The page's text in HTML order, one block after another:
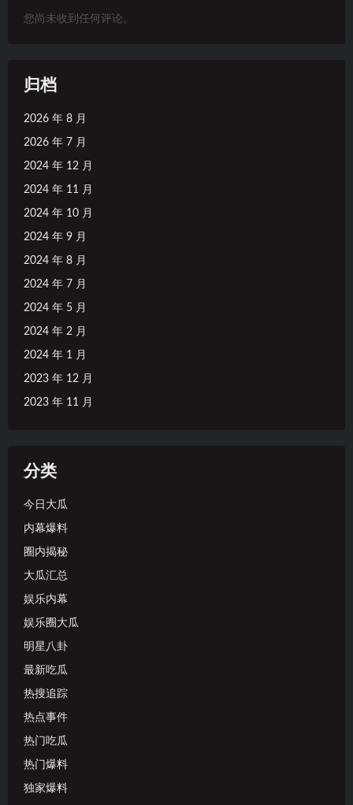
您尚未收到任何评论。
归档
2026 年 8 月
2026 年 7 月
2024 年 12 月
2024 年 11 月
2024 年 10 月
2024 年 9 月
2024 年 8 月
2024 年 7 月
2024 年 5 月
2024 年 2 月
2024 年 1 月
2023 年 12 月
2023 年 11 月
分类
今日大瓜
内幕爆料
圈内揭秘
大瓜汇总
娱乐内幕
娱乐圈大瓜
明星八卦
最新吃瓜
热搜追踪
热点事件
热门吃瓜
热门爆料
独家爆料